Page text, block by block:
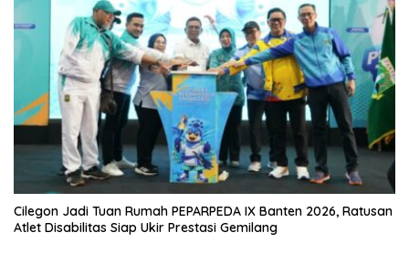
Cilegon Jadi Tuan Rumah PEPARPEDA IX Banten 2026, Ratusan
Atlet Disabilitas Siap Ukir Prestasi Gemilang